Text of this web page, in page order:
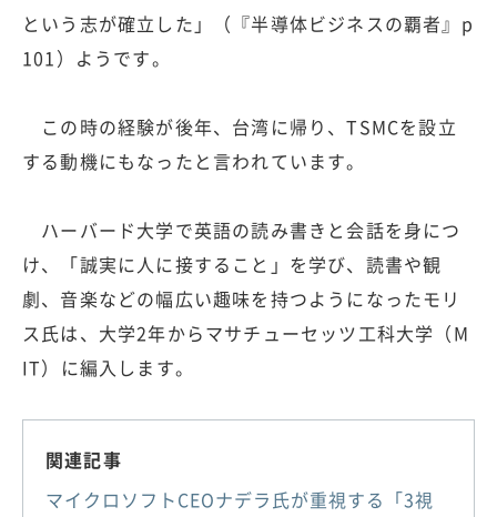
という志が確立した」（『半導体ビジネスの覇者』p
101）ようです。
この時の経験が後年、台湾に帰り、TSMCを設立
する動機にもなったと言われています。
ハーバード大学で英語の読み書きと会話を身につ
け、「誠実に人に接すること」を学び、読書や観
劇、音楽などの幅広い趣味を持つようになったモリ
ス氏は、大学2年からマサチューセッツ工科大学（M
IT）に編入します。
関連記事
マイクロソフトCEOナデラ氏が重視する「3視